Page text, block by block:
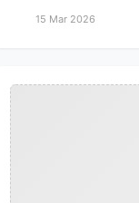
15 Mar 2026